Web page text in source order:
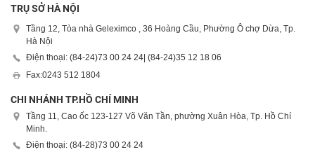
TRỤ SỞ HÀ NỘI
Tầng 12, Tòa nhà Geleximco , 36 Hoàng Cầu, Phường Ô chợ Dừa, Tp.
Hà Nội
Điện thoại: (84-24)73 00 24 24 | (84-24)35 12 18 06
Fax:0243 512 1804
CHI NHÁNH TP.HỒ CHÍ MINH
Tầng 11, Cao ốc 123-127 Võ Văn Tần, phường Xuân Hòa, Tp. Hồ Chí
Minh.
Điện thoại: (84-28)73 00 24 24